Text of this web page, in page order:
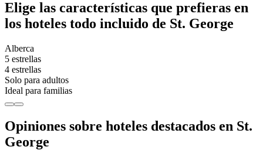
Elige las características que prefieras en
los hoteles todo incluido de St. George
Alberca
5 estrellas
4 estrellas
Solo para adultos
Ideal para familias
Opiniones sobre hoteles destacados en St.
George